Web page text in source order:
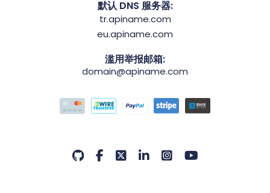
默认 DNS 服务器:
tr.apiname.com
eu.apiname.com
滥用举报邮箱:
domain@apiname.com